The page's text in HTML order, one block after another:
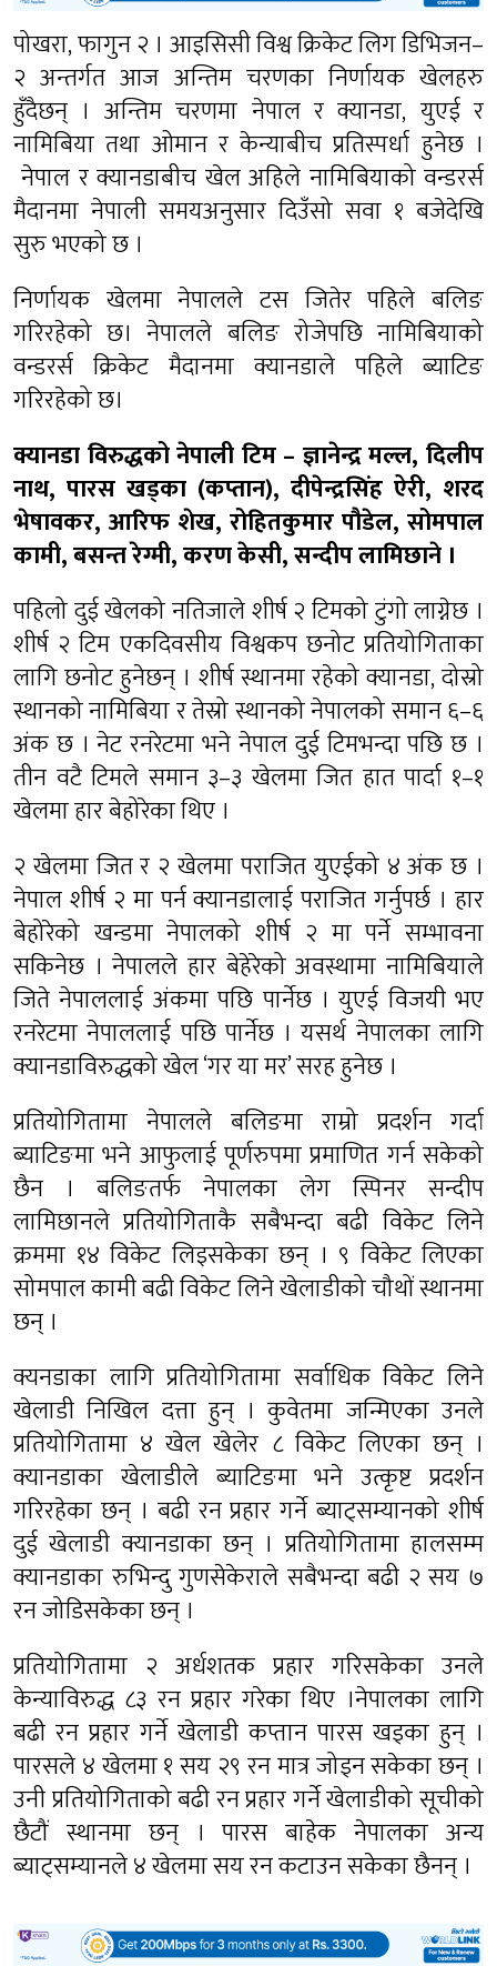
पोखरा, फागुन २ । आइसिसी विश्व क्रिकेट लिग डिभिजन–
२ अन्तर्गत आज अन्तिम चरणका निर्णायक खेलहरु
हुँदैछन् । अन्तिम चरणमा नेपाल र क्यानडा, युएई र
नामिबिया तथा ओमान र केन्याबीच प्रतिस्पर्धा हुनेछ ।
नेपाल र क्यानडाबीच खेल अहिले नामिबियाको वन्डरर्स
मैदानमा नेपाली समयअनुसार दिउँसो सवा १ बजेदेखि
सुरु भएको छ ।
निर्णायक खेलमा नेपालले टस जितेर पहिले बलिङ
गरिरहेको छ। नेपालले बलिङ रोजेपछि नामिबियाको
वन्डरर्स क्रिकेट मैदानमा क्यानडाले पहिले ब्याटिङ
गरिरहेको छ।
क्यानडा विरुद्धको नेपाली टिम – ज्ञानेन्द्र मल्ल, दिलीप
नाथ, पारस खड्का (कप्तान), दीपेन्द्रसिंह ऐरी, शरद
भेषावकर, आरिफ शेख, रोहितकुमार पौडेल, सोमपाल
कामी, बसन्त रेग्मी, करण केसी, सन्दीप लामिछाने ।
पहिलो दुई खेलको नतिजाले शीर्ष २ टिमको टुंगो लाग्नेछ ।
शीर्ष २ टिम एकदिवसीय विश्वकप छनोट प्रतियोगिताका
लागि छनोट हुनेछन् । शीर्ष स्थानमा रहेको क्यानडा, दोस्रो
स्थानको नामिबिया र तेस्रो स्थानको नेपालको समान ६–६
अंक छ । नेट रनरेटमा भने नेपाल दुई टिमभन्दा पछि छ ।
तीन वटै टिमले समान ३–३ खेलमा जित हात पार्दा १–१
खेलमा हार बेहोरेका थिए ।
२ खेलमा जित र २ खेलमा पराजित युएईको ४ अंक छ ।
नेपाल शीर्ष २ मा पर्न क्यानडालाई पराजित गर्नुपर्छ । हार
बेहोरेको खन्डमा नेपालको शीर्ष २ मा पर्ने सम्भावना
सकिनेछ । नेपालले हार बेहेरेको अवस्थामा नामिबियाले
जिते नेपाललाई अंकमा पछि पार्नेछ । युएई विजयी भए
रनरेटमा नेपाललाई पछि पार्नेछ । यसर्थ नेपालका लागि
क्यानडाविरुद्धको खेल ‘गर या मर’ सरह हुनेछ ।
प्रतियोगितामा नेपालले बलिङमा राम्रो प्रदर्शन गर्दा
ब्याटिङमा भने आफुलाई पूर्णरुपमा प्रमाणित गर्न सकेको
छैन । बलिङतर्फ नेपालका लेग स्पिनर सन्दीप
लामिछानले प्रतियोगिताकै सबैभन्दा बढी विकेट लिने
क्रममा १४ विकेट लिइसकेका छन् । ९ विकेट लिएका
सोमपाल कामी बढी विकेट लिने खेलाडीको चौथों स्थानमा
छन् ।
क्यनडाका लागि प्रतियोगितामा सर्वाधिक विकेट लिने
खेलाडी निखिल दत्ता हुन् । कुवेतमा जन्मिएका उनले
प्रतियोगितामा ४ खेल खेलेर ८ विकेट लिएका छन् ।
क्यानडाका खेलाडीले ब्याटिङमा भने उत्कृष्ट प्रदर्शन
गरिरहेका छन् । बढी रन प्रहार गर्ने ब्याट्सम्यानको शीर्ष
दुई खेलाडी क्यानडाका छन् । प्रतियोगितामा हालसम्म
क्यानडाका रुभिन्दु गुणसेकेराले सबैभन्दा बढी २ सय ७
रन जोडिसकेका छन् ।
प्रतियोगितामा २ अर्धशतक प्रहार गरिसकेका उनले
केन्याविरुद्ध ८३ रन प्रहार गरेका थिए ।नेपालका लागि
बढी रन प्रहार गर्ने खेलाडी कप्तान पारस खड्का हुन् ।
पारसले ४ खेलमा १ सय २९ रन मात्र जोड्न सकेका छन् ।
उनी प्रतियोगिताको बढी रन प्रहार गर्ने खेलाडीको सूचीको
छैटौं स्थानमा छन् । पारस बाहेक नेपालका अन्य
ब्याट्सम्यानले ४ खेलमा सय रन कटाउन सकेका छैनन् ।